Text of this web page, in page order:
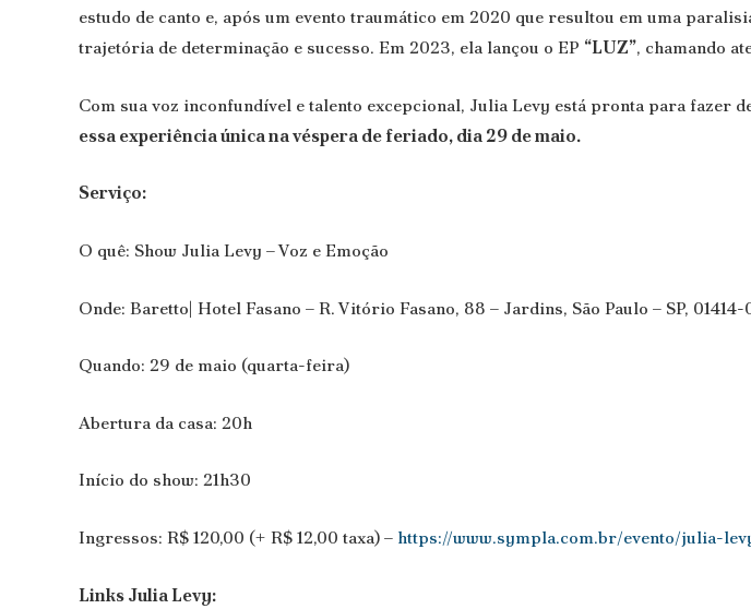
estudo de canto e, após um evento traumático em 2020 que resultou em uma
trajetória de determinação e sucesso. Em 2023, ela lançou o EP “LUZ”, chamando
Com sua voz inconfundível e talento excepcional, Julia Levy está pronta para fazer
essa experiência única na véspera de feriado, dia 29 de maio.
Serviço:
O quê: Show Julia Levy – Voz e Emoção
Onde: Baretto| Hotel Fasano –R. Vitório Fasano, 88 – Jardins, São Paulo – SP, 01414-
Quando: 29 de maio (quarta-feira)
Abertura da casa: 20h
Início do show: 21h30
Ingressos: R$ 120,00 (+ R$ 12,00 taxa) – https://www.sympla.com.br/evento/julia-
Links Julia Levy: